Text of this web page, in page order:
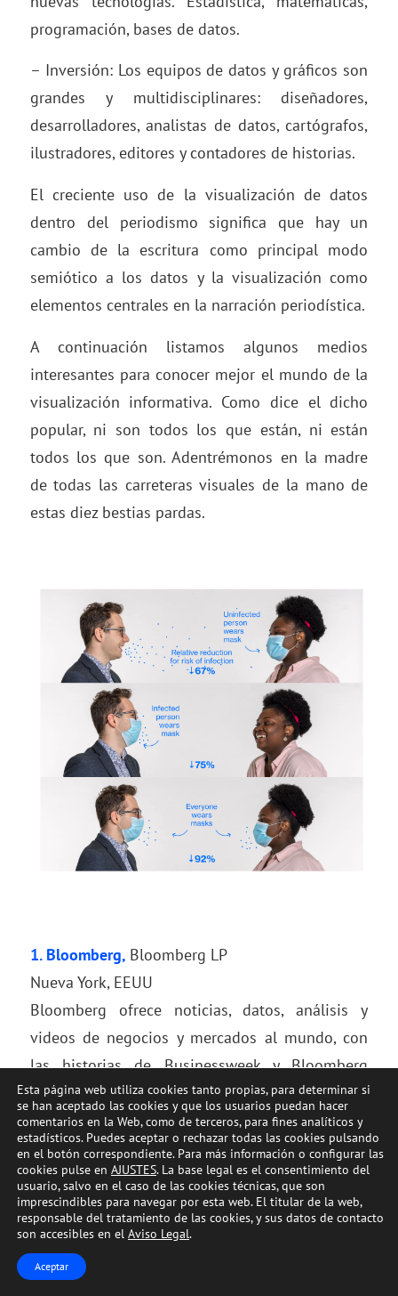
programación, bases de datos.
– Inversión: Los equipos de datos y gráficos son
grandes y multidisciplinares: diseñadores,
desarrolladores, analistas de datos, cartógrafos,
ilustradores, editores y contadores de historias.
El creciente uso de la visualización de datos
dentro del periodismo significa que hay un
cambio de la escritura como principal modo
semiótico a los datos y la visualización como
elementos centrales en la narración periodística.
A continuación listamos algunos medios
interesantes para conocer mejor el mundo de la
visualización informativa. Como dice el dicho
popular, ni son todos los que están, ni están
todos los que son. Adentrémonos en la madre
de todas las carreteras visuales de la mano de
estas diez bestias pardas.
1. Bloomberg, Bloomberg LP
Nueva York, EEUU
Bloomberg ofrece noticias, datos, análisis y
videos de negocios y mercados al mundo, con
las historias de Businessweek y Bloomberg
News.
Acceso por subscripción: 299 dólares anuales.
Referencias: Dave Merrill
En Twitter
Vergráficos.
Esta página web utiliza cookies tanto propias, para determinar si
se han aceptado las cookies y que los usuarios puedan hacer
comentarios en la Web, como de terceros, para fines analíticos y
estadísticos. Puedes aceptar o rechazar todas las cookies pulsando
en el botón correspondiente. Para más información o configurar las
cookies pulse en AJUSTES. La base legal es el consentimiento del
usuario, salvo en el caso de las cookies técnicas, que son
imprescindibles para navegar por esta web. El titular de la web,
responsable del tratamiento de las cookies, y sus datos de contacto
son accesibles en el Aviso Legal.
Aceptar